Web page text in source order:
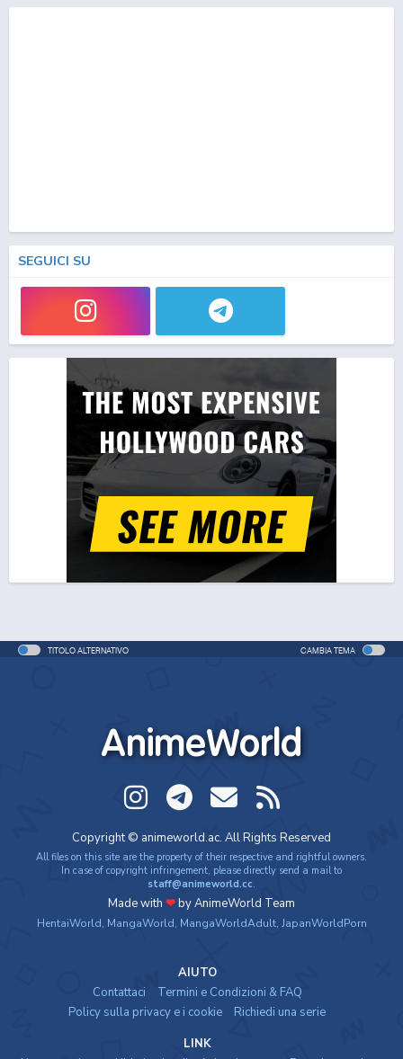
SEGUICI SU
TITOLO ALTERNATIVO CAMBIA TEMA
AnimeWorld
Copyright © animeworld.ac. All Rights Reserved
All files on this site are the property of their respective and rightful owners.
In case of copyright infringement, please directly send a mail to
staff@animeworld.cc.
Made with ❤by AnimeWorld Team
HentaiWorld, MangaWorld, MangaWorldAdult, JapanWorldPorn
AIUTO
Contattaci
Termini e Condizioni & FAQ
Policy sulla privacy e i cookie
Richiedi una serie
LINK